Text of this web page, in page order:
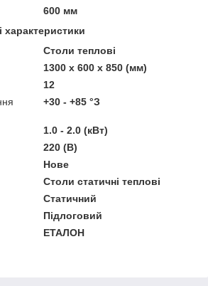
600 мм
характеристики
Столи теплові
1300 х 600 х 850 (мм)
12
+30 - +85 °З
1.0 - 2.0 (кВт)
220 (В)
Нове
Столи статичні теплові
Статичний
Підлоговий
ЕТАЛОН